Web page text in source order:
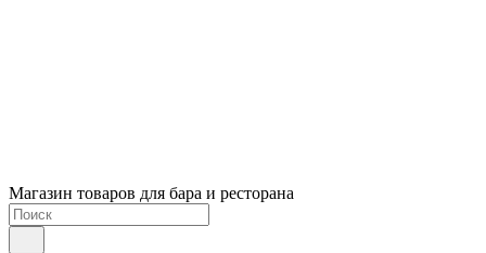
Магазин товаров для бара и ресторана